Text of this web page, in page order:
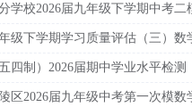
学校2026届九年级下学期中考二
级下学期学习质量评估（三）数
四制）2026届期中学业水平检
区2026届九年级中考第一次模数